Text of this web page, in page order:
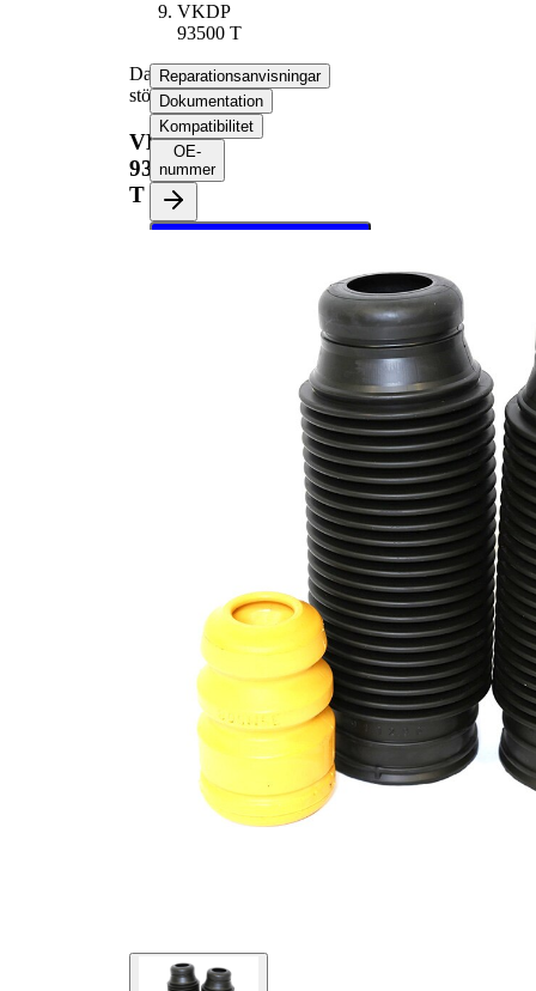
VKDP
93500 T
Dammskyddsats,
stötdämpare
VKDP
93500
T
Reparationsanvisningar
Dokumentation
Kompatibilitet
OE-
nummer
Välj ditt fordon för att
reparationsanvisningar